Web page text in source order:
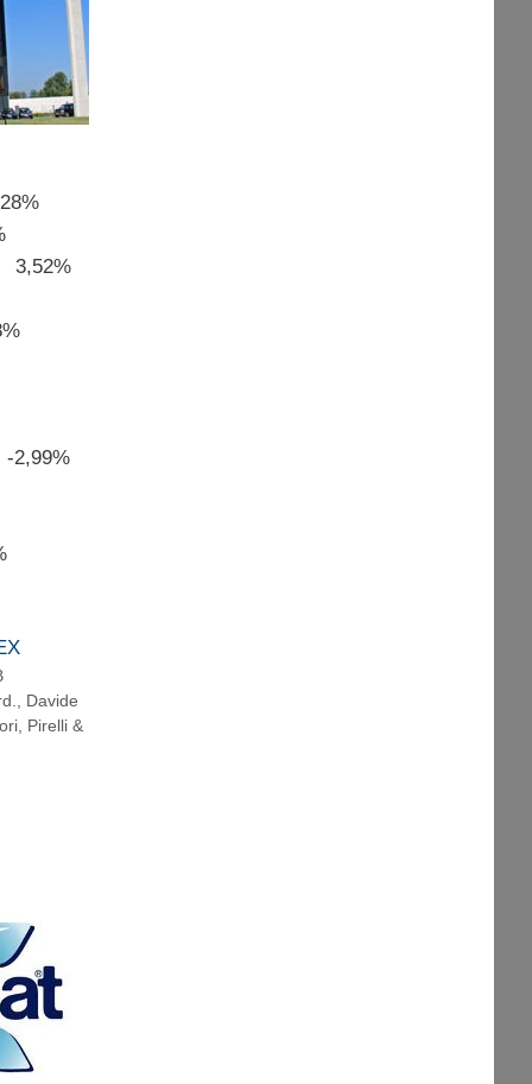
Davide
, Pirelli &